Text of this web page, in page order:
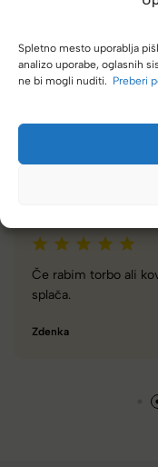
Spletno mesto uporablja
analizo uporabe, oglasnih
ne bi mogli nuditi. Preberi
Zelo